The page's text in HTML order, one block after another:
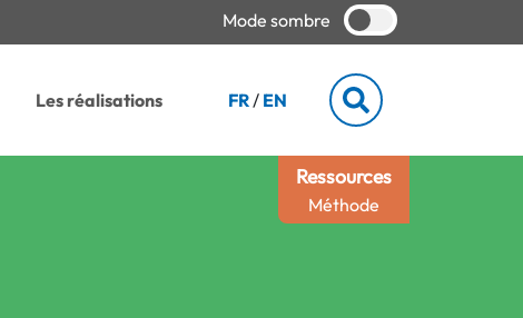
Mode sombre
Les réalisations FR / EN
Ressources
Méthode